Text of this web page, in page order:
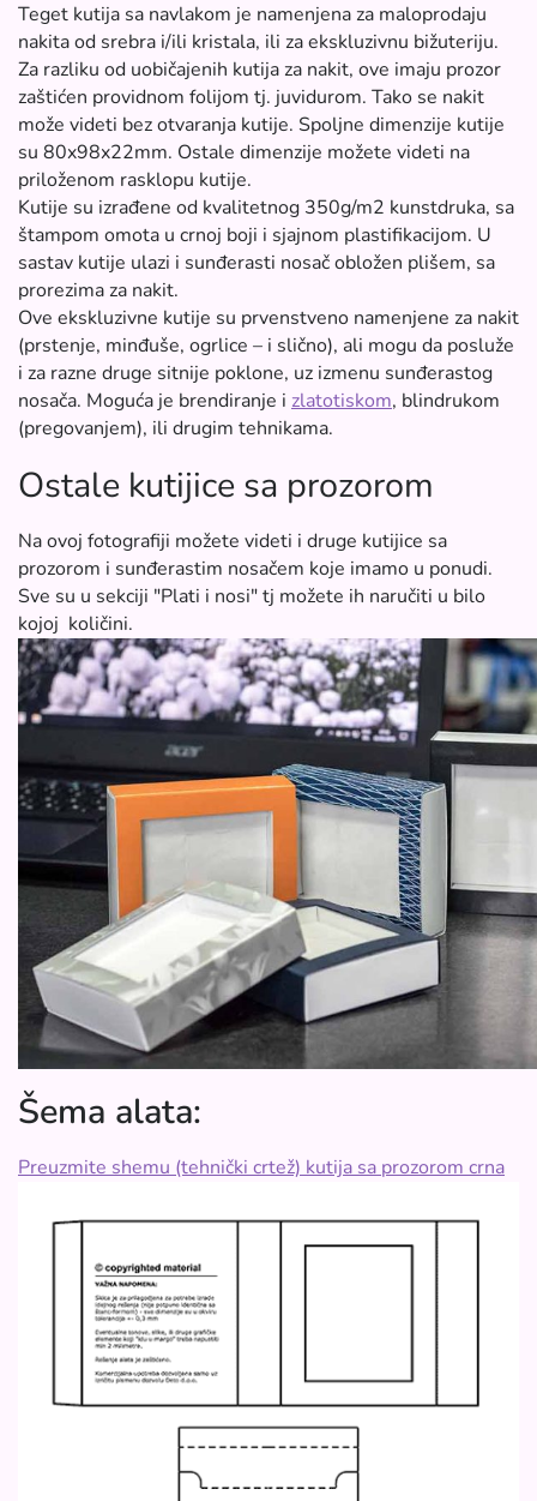
Teget kutija sa navlakom je namenjena za maloprodaju
nakita od srebra i/ili kristala, ili za ekskluzivnu bižuteriju.
Za razliku od uobičajenih kutija za nakit, ove imaju prozor
zaštićen providnom folijom tj. juvidurom. Tako se nakit
može videti bez otvaranja kutije. Spoljne dimenzije kutije
su 80x98x22mm. Ostale dimenzije možete videti na
priloženom rasklopu kutije.
Kutije su izrađene od kvalitetnog 350g/m2 kunstdruka, sa
štampom omota u crnoj boji i sjajnom plastifikacijom. U
sastav kutije ulazi i sunđerasti nosač obložen plišem, sa
prorezima za nakit.
Ove ekskluzivne kutije su prvenstveno namenjene za nakit
(prstenje, minđuše, ogrlice – i slično), ali mogu da posluže
i za razne druge sitnije poklone, uz izmenu sunđerastog
nosača. Moguća je brendiranje i zlatotiskom, blindrukom
(pregovanjem), ili drugim tehnikama.
Ostale kutijice sa prozorom
Na ovoj fotografiji možete videti i druge kutijice sa
prozorom i sunđerastim nosačem koje imamo u ponudi.
Sve su u sekciji "Plati i nosi" tj možete ih naručiti u bilo
kojoj količini.
Šema alata:
Preuzmite shemu (tehnički crtež) kutija sa prozorom crna